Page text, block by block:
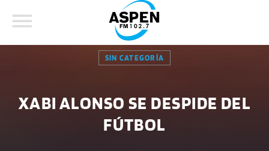
BUSCAR EN EL SITIO:
COMPARTE ESTA PÁGINA EN:
SIN CATEGORÍA
XABI ALONSO SE DESPIDE DEL
FÚTBOL